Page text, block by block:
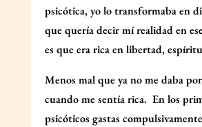
psicótica, yo lo transformaba en
que quería decir mí realidad en
es que era rica en libertad,
Menos mal que ya no me daba
cuando me sentía rica. En los
psicóticos gastas